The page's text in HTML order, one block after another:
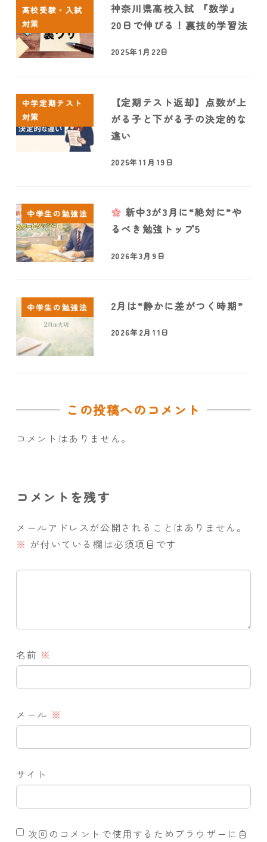
高校受験・入試
対策
神奈川県高校入試 『数学』
20日で伸びる！裏技的学習法
2025年1月22日
中学定期テスト
対策
【定期テスト返却】点数が上
がる子と下がる子の決定的な
違い
2025年11月19日
中学生の勉強法
新中3が3月に“絶対に”や
るべき勉強トップ5
2026年3月9日
中学生の勉強法 2月は“静かに差がつく時期”
2026年2月11日
この投稿へのコメント
コメントはありません。
コメントを残す
メールアドレスが公開されることはありません。
※ が付いている欄は必須項目です
名前 ※
メール ※
サイト
次回のコメントで使用するためブラウザーに自